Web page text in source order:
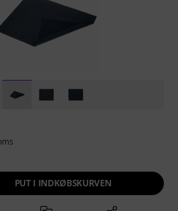
PUT I INDKØBSKURVEN